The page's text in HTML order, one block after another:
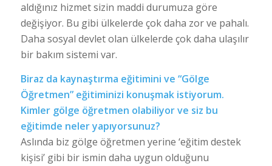
aldığınız hizmet sizin maddi durumuza göre
değişiyor. Bu gibi ülkelerde çok daha zor ve pahalı.
Daha sosyal devlet olan ülkelerde çok daha ulaşılır
bir bakım sistemi var.
Biraz da kaynaştırma eğitimini ve “Gölge
Öğretmen” eğitiminizi konuşmak istiyorum.
Kimler gölge öğretmen olabiliyor ve siz bu
eğitimde neler yapıyorsunuz?
Aslında biz gölge öğretmen yerine ‘eğitim destek
kişisi’ gibi bir ismin daha uygun olduğunu